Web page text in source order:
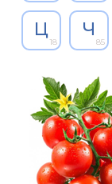
Ц
18
Ч
85